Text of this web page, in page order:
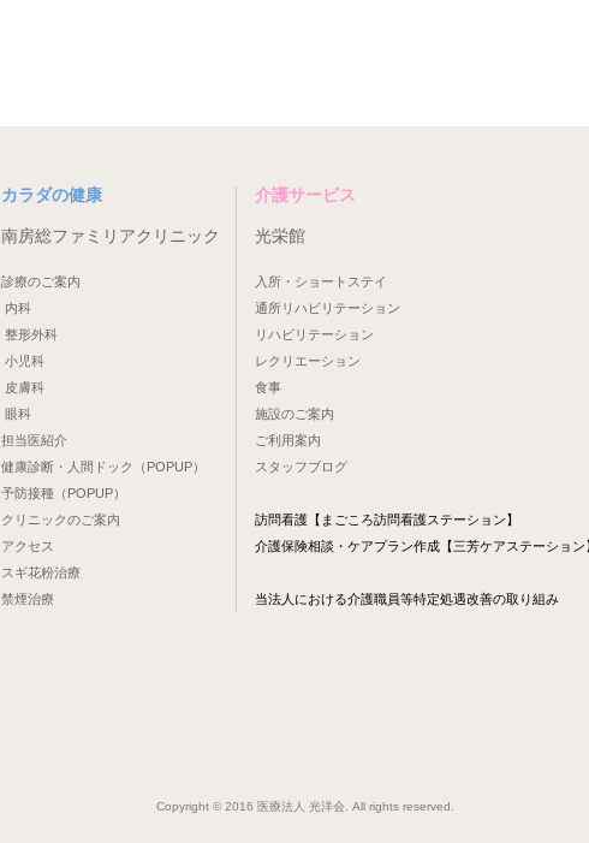
カラダの健康
南房総ファミリアクリニック
診療のご案内
内科
整形外科
小児科
皮膚科
眼科
担当医紹介
健康診断・人間ドック（POPUP）
予防接種（POPUP）
クリニックのご案内
アクセス
スギ花粉治療
禁煙治療
介護サービス
光栄館
入所・ショートステイ
通所リハビリテーション
リハビリテーション
レクリエーション
食事
施設のご案内
ご利用案内
スタッフブログ
訪問看護【まごころ訪問看護ステーション】
介護保険相談・ケアプラン作成【三芳ケアステーション
当法人における介護職員等特定処遇改善の取り組み
Copyright © 2016 医療法人 光洋会. All rights reserved.